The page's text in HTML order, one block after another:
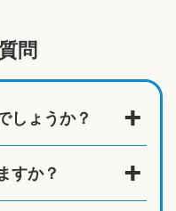
問
しょうか？
すか？